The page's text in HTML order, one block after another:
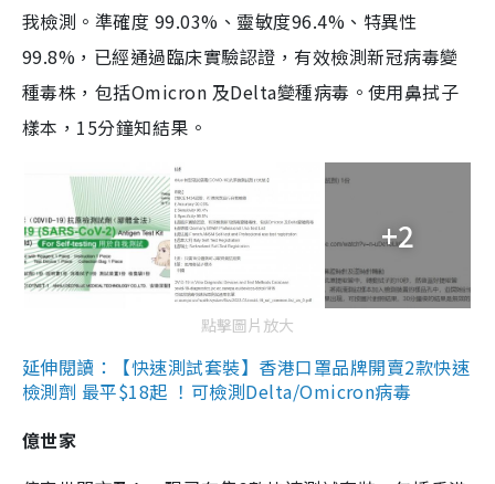
我檢測。準確度 99.03%、靈敏度96.4%、特異性
99.8%，已經通過臨床實驗認證，有效檢測新冠病毒變
種毒株，包括Omicron 及Delta變種病毒。使用鼻拭子
樣本，15分鐘知結果。
+2
點擊圖片放大
延伸閱讀：【快速測試套裝】香港口罩品牌開賣2款快速
檢測劑 最平$18起 ！可檢測Delta/Omicron病毒
億世家